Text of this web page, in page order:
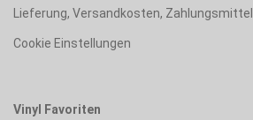
Lieferung, Versandkosten, Zahlungsmittel
Cookie Einstellungen
Vinyl Favoriten